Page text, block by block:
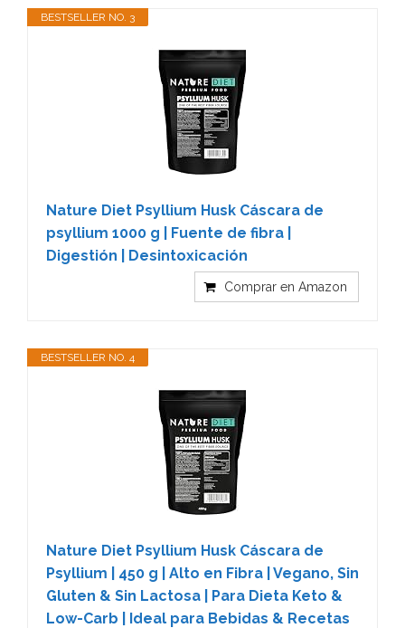
BESTSELLER NO. 3
Nature Diet Psyllium Husk Cáscara de
psyllium 1000 g | Fuente de fibra |
Digestión | Desintoxicación
Comprar en Amazon
BESTSELLER NO. 4
Nature Diet Psyllium Husk Cáscara de
Psyllium | 450 g | Alto en Fibra | Vegano, Sin
Gluten & Sin Lactosa | Para Dieta Keto &
Low-Carb | Ideal para Bebidas & Recetas